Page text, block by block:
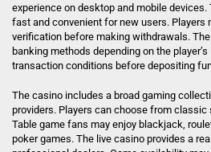
experience on desktop and mobile
fast and convenient for new users. Players
verification before making withdrawals.
banking methods depending on the
transaction conditions before depositing
The casino includes a broad gaming
providers. Players can choose from classic
Table game fans may enjoy blackjack,
poker games. The live casino provides a